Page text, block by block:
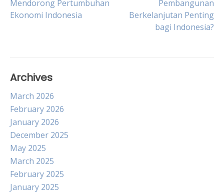
navigation
Mendorong Pertumbuhan
Ekonomi Indonesia
Pembangunan
Berkelanjutan Penting
bagi Indonesia?
Archives
March 2026
February 2026
January 2026
December 2025
May 2025
March 2025
February 2025
January 2025